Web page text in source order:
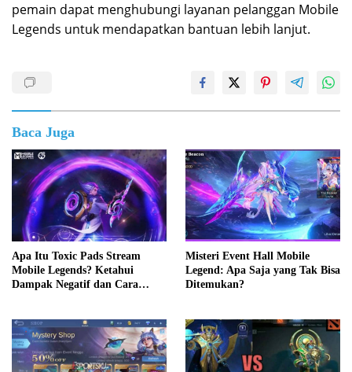
pemain dapat menghubungi layanan pelanggan Mobile
Legends untuk mendapatkan bantuan lebih lanjut.
Baca Juga
Apa Itu Toxic Pads Stream
Mobile Legends? Ketahui
Dampak Negatif dan Cara
Misteri Event Hall Mobile
Legend: Apa Saja yang Tak Bisa
Ditemukan?